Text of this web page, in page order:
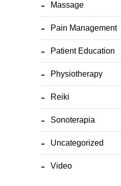
Massage
Pain Management
Patient Education
Physiotherapy
Reiki
Sonoterapia
Uncategorized
Video